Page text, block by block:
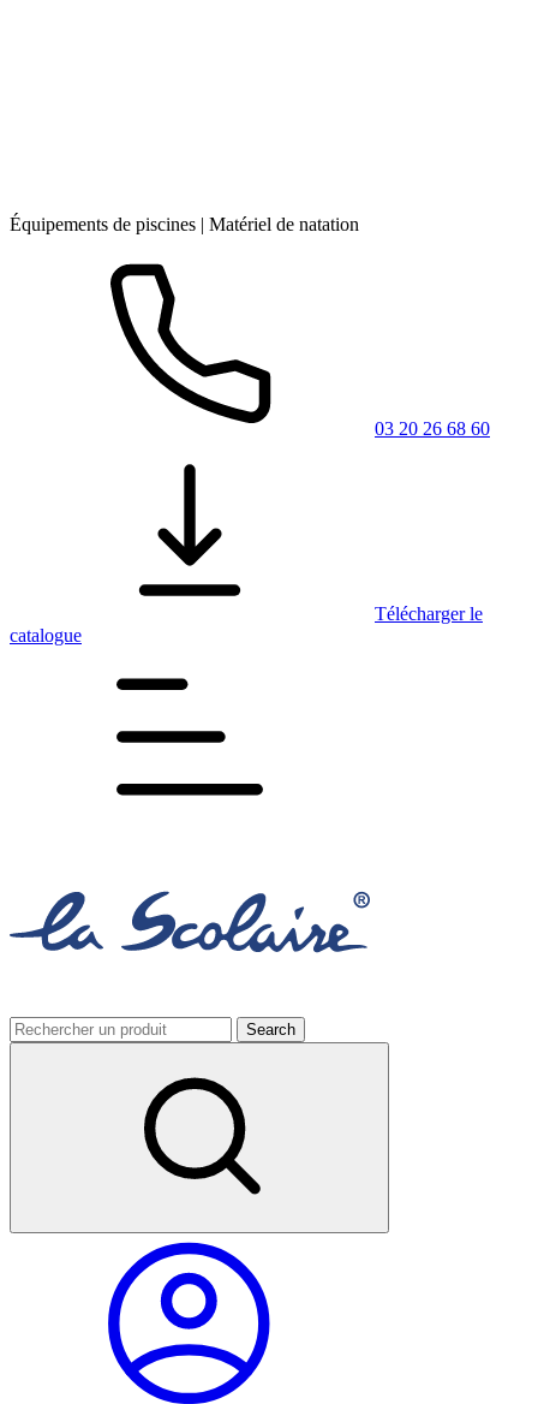
Équipements de piscines | Matériel de natation
03 20 26 68 60
Télécharger le
catalogue